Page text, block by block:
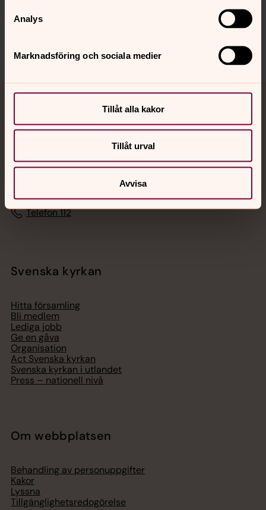
Analys
Marknadsföring och sociala medier
Tillåt alla kakor
Tillåt urval
Avvisa
Sociala kanaler
Jourhavande präst
Akut samtals- och krisstöd. Prata eller chatta anonymt
med en präst på kvällar och nätter.
Digitalt brev
Telefon 112
Svenska kyrkan
Hitta församling
Bli medlem
Lediga jobb
Ge en gåva
Organisation
Act Svenska kyrkan
Svenska kyrkan i utlandet
Press – nationell nivå
Om webbplatsen
Behandling av personuppgifter
Kakor
Lyssna
Tillgänglighetsredogörelse